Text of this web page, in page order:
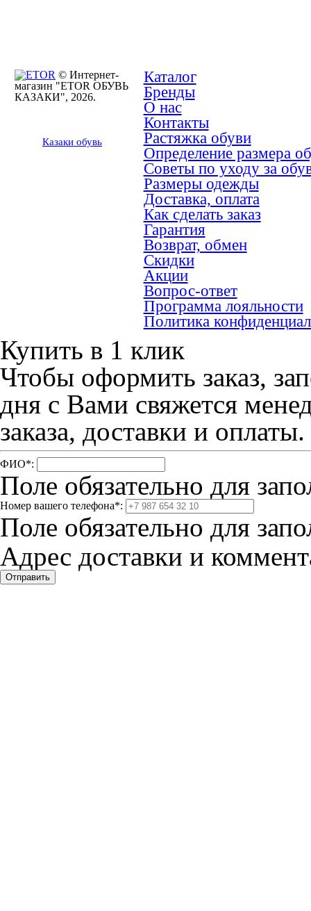
© Интернет-
магазин "ETOR ОБУВЬ
КАЗАКИ", 2026.
Казаки обувь
Каталог
Бренды
О нас
Контакты
Растяжка обуви
Определение размера
Советы по уходу за
Размеры одежды
Доставка, оплата
Как сделать заказ
Гарантия
Возврат, обмен
Скидки
Акции
Вопрос-ответ
Программа лояльности
Политика
Купить в 1 клик
Чтобы оформить заказ,
дня с Вами свяжется
заказа, доставки и оплаты.
ФИО*:
Поле обязательно для
Номер вашего телефона*:
Поле обязательно для
Адрес доставки и